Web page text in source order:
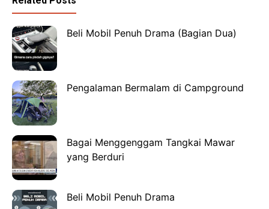
Beli Mobil Penuh Drama (Bagian Dua)
Pengalaman Bermalam di Campground
Bagai Menggenggam Tangkai Mawar
yang Berduri
Beli Mobil Penuh Drama